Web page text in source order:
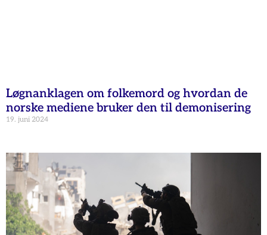
Løgnanklagen om folkemord og hvordan de
norske mediene bruker den til demonisering
19. juni 2024